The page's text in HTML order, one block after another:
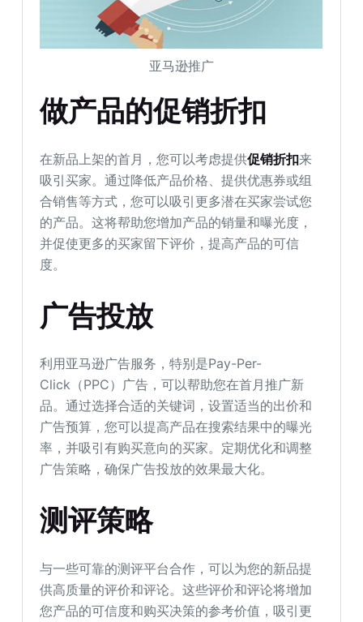
亚马逊推广
做产品的促销折扣
在新品上架的首月，您可以考虑提供促销折扣来
吸引买家。通过降低产品价格、提供优惠券或组
合销售等方式，您可以吸引更多潜在买家尝试您
的产品。这将帮助您增加产品的销量和曝光度，
并促使更多的买家留下评价，提高产品的可信
度。
广告投放
利用亚马逊广告服务，特别是Pay-Per-
Click（PPC）广告，可以帮助您在首月推广新
品。通过选择合适的关键词，设置适当的出价和
广告预算，您可以提高产品在搜索结果中的曝光
率，并吸引有购买意向的买家。定期优化和调整
广告策略，确保广告投放的效果最大化。
测评策略
与一些可靠的测评平台合作，可以为您的新品提
供高质量的评价和评论。这些评价和评论将增加
您产品的可信度和购买决策的参考价值，吸引更